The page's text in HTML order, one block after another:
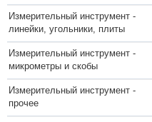
Измерительный инструмент -
линейки, угольники, плиты
Измерительный инструмент -
микрометры и скобы
Измерительный инструмент -
прочее